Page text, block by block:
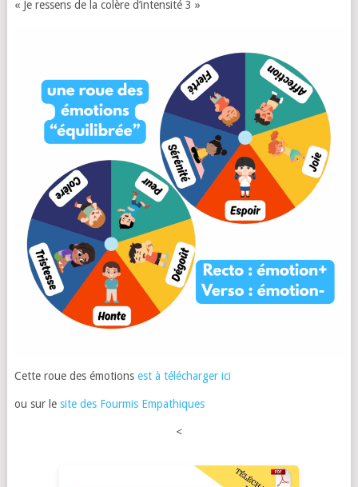
« Je ressens de la colère d’intensité 3 »
Cette roue des émotions est à télécharger ici
ou sur le site des Fourmis Empathiques
<